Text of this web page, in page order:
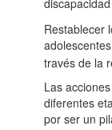
Restablecer
adolescentes
través de la
Las
diferentes
por ser un